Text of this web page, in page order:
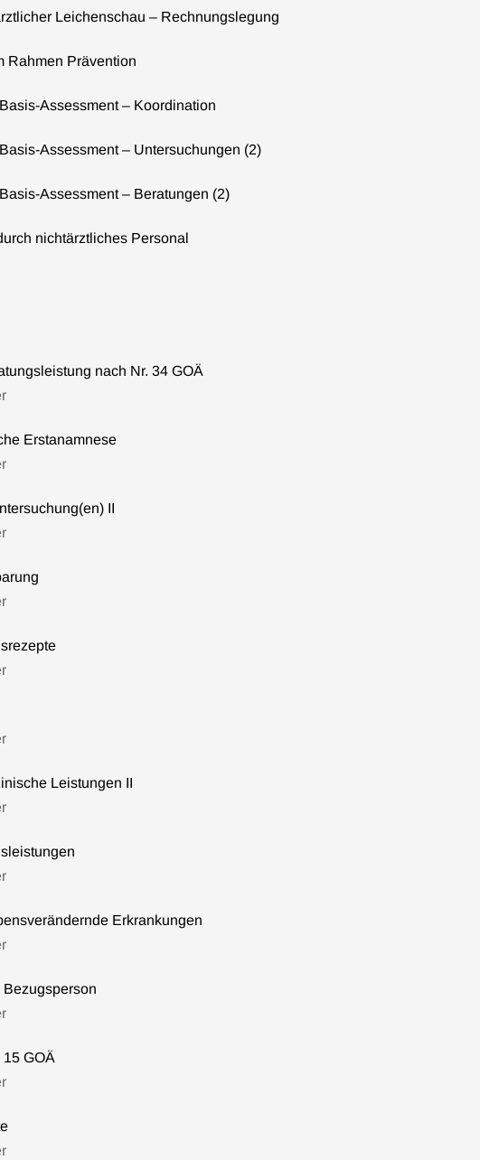
Leichenschau – Rechnungslegung
Rahmen Prävention
Assessment – Koordination
Assessment – Untersuchungen (2)
Assessment – Beratungen (2)
nichtärztliches Personal
nach Nr. 34 GOÄ
Erstanamnese
II
Leistungen II
Erkrankungen
GOÄ